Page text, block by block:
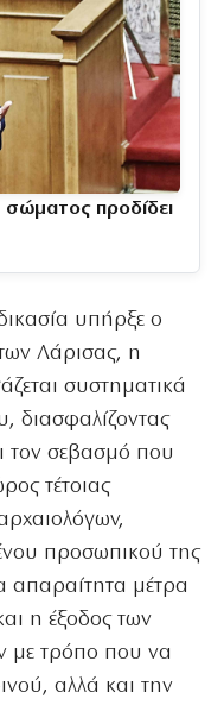
προδίδει
υπήρξε ο
Λάρισας, η
συστηματικά
διασφαλίζοντας
τον σεβασμό που
τέτοιας
προσωπικού της
απαραίτητα μέτρα
η έξοδος των
με τρόπο που να
αλλά και την